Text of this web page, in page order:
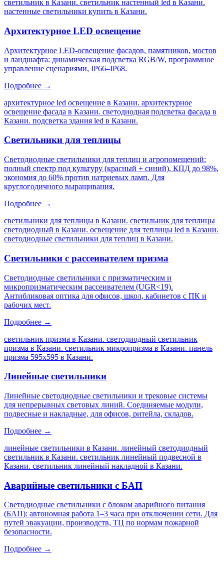
светильник в Казани. светильник настенный led в Казани.
настенные светильники купить в Казани.
Архитектурное LED освещение
Архитектурное LED-освещение фасадов, памятников, мостов
и ландшафта: динамическая подсветка RGB/W, программное
управление сценариями, IP66–IP68.
Подробнее →
архитектурное led освещение в Казани. архитектурное
освещение фасада в Казани. светодиодная подсветка фасада в
Казани. подсветка здания led в Казани.
Светильники для теплицы
Светодиодные светильники для теплиц и агропомещений:
полный спектр под культуру (красный + синий), КПД до 98%,
экономия до 60% против натриевых ламп. Для
круглогодичного выращивания.
Подробнее →
светильники для теплицы в Казани. светильник для теплицы
светодиодный в Казани. освещение для теплицы led в Казани.
светодиодные светильники для теплиц в Казани.
Светильники с рассеивателем призма
Светодиодные светильники с призматическим и
микропризматическим рассеивателем (UGR<19).
Антибликовая оптика для офисов, школ, кабинетов с ПК и
рабочих мест.
Подробнее →
светильник призма в Казани. светодиодный светильник
призма в Казани. светильник микропризма в Казани. панель
призма 595х595 в Казани.
Линейные светильники
Линейные светодиодные светильники и трековые системы
для непрерывных световых линий. Соединяемые модули,
подвесные и накладные, для офисов, ритейла, складов.
Подробнее →
линейные светильники в Казани. линейный светодиодный
светильник в Казани. светильник линейный подвесной в
Казани. светильник линейный накладной в Казани.
Аварийные светильники с БАП
Светодиодные светильники с блоком аварийного питания
(БАП): автономная работа 1–3 часа при отключении сети. Для
путей эвакуации, производств, ТЦ по нормам пожарной
безопасности.
Подробнее →